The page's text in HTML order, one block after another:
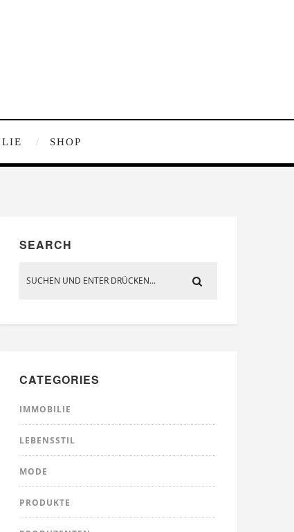
SHOP
SEARCH
CATEGORIES
IMMOBILIE
LEBENSSTIL
MODE
PRODUKTE